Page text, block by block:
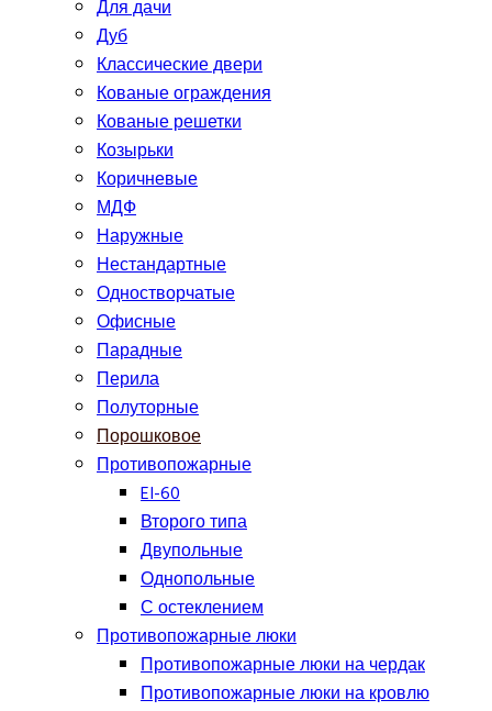
Для дачи
Дуб
Классические двери
Кованые ограждения
Кованые решетки
Козырьки
Коричневые
МДФ
Наружные
Нестандартные
Одностворчатые
Офисные
Парадные
Перила
Полуторные
Порошковое
Противопожарные
EI-60
Второго типа
Двупольные
Однопольные
С остеклением
Противопожарные люки
Противопожарные люки на чердак
Противопожарные люки на кровлю